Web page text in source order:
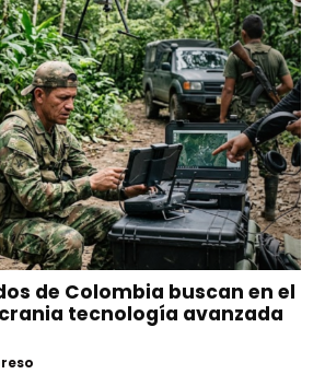
de Colombia buscan en el
tecnología avanzada